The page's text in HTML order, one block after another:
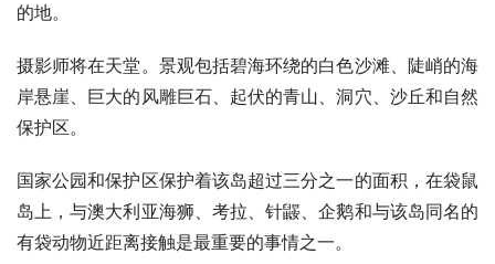
的地。
摄影师将在天堂。景观包括碧海环绕的白色沙滩、陡峭的海
岸悬崖、巨大的风雕巨石、起伏的青山、洞穴、沙丘和自然
保护区。
国家公园和保护区保护着该岛超过三分之一的面积，在袋鼠
岛上，与澳大利亚海狮、考拉、针鼹、企鹅和与该岛同名的
有袋动物近距离接触是最重要的事情之一。